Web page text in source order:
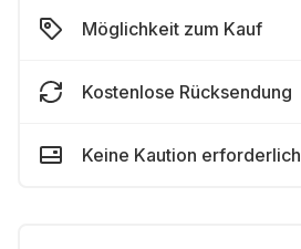
Möglichkeit zum Kauf
Kostenlose Rücksendung
Keine Kaution erforderlich